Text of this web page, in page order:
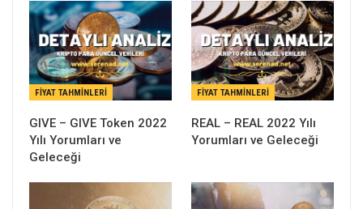
FIYAT TAHMINLERI
GIVE – GIVE Token 2022
Yılı Yorumları ve
Geleceği
FIYAT TAHMINLERI
REAL – REAL 2022 Yılı
Yorumları ve Geleceği